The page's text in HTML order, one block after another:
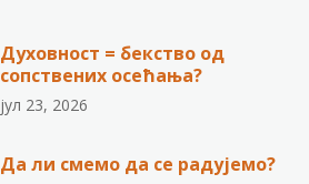
Духовност = бекство од
сопствених осећања?
јул 23, 2026
Да ли смемо да се радујемо?